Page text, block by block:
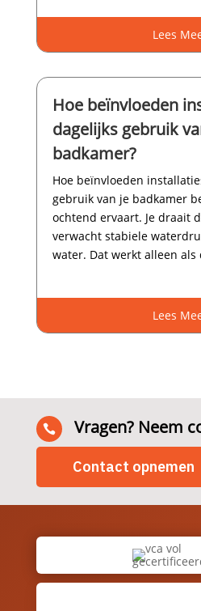
Lees
Hoe beïnvloeden
dagelijks gebruik
badkamer?
Hoe beïnvloeden
gebruik van je badkamer
ochtend ervaart.​ Je draait
verwacht stabiele
water.​ Dat werkt alleen als
Lees
 Vragen? Neem
Contact opnemen